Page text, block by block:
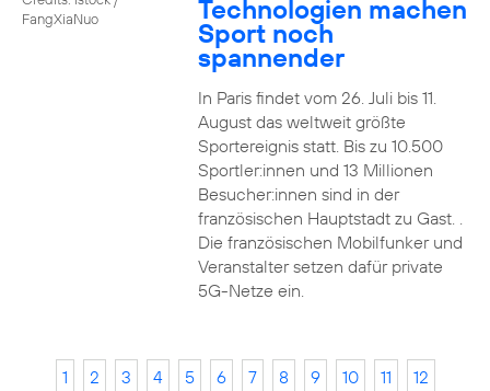
FangXiaNuo
Technologien machen
Sport noch
spannender
In Paris findet vom 26. Juli bis 11.
August das weltweit größte
Sportereignis statt. Bis zu 10.500
Sportler:innen und 13 Millionen
Besucher:innen sind in der
französischen Hauptstadt zu Gast. .
Die französischen Mobilfunker und
Veranstalter setzen dafür private
5G-Netze ein.
1 2 3 4 5 6 7 8 9 10 11
12